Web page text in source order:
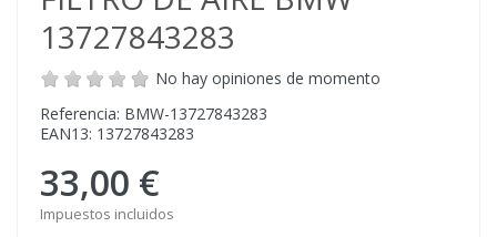
13727843283
No hay opiniones de momento
Referencia: BMW-13727843283
EAN13: 13727843283
33,00 €
Impuestos incluidos